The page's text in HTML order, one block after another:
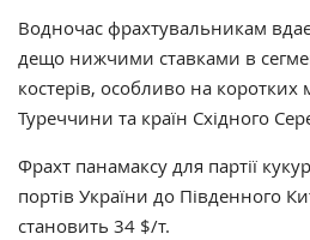
Водночас фрахтувальникам
дещо нижчими ставками в
костерів, особливо на
Туреччини та країн Східного
Фрахт панамаксу для партії
портів України до Південного
становить 34 $/т.